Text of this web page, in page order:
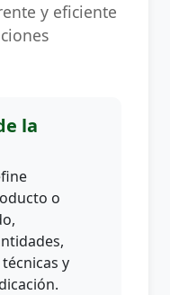
y eficiente
la
o
y